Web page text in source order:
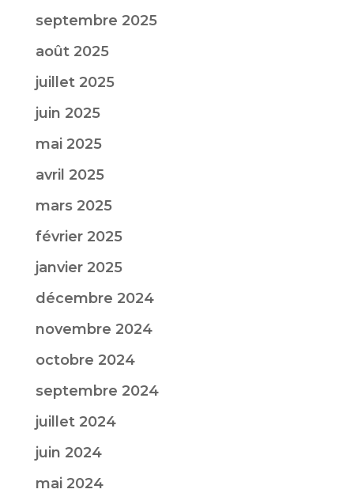
septembre 2025
août 2025
juillet 2025
juin 2025
mai 2025
avril 2025
mars 2025
février 2025
janvier 2025
décembre 2024
novembre 2024
octobre 2024
septembre 2024
juillet 2024
juin 2024
mai 2024